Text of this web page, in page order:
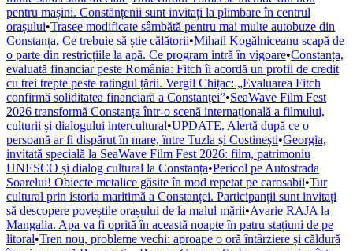
pentru mașini. Constănțenii sunt invitați la plimbare în centrul
orașului•Trasee modificate sâmbătă pentru mai multe autobuze din
Constanța. Ce trebuie să știe călătorii•Mihail Kogălniceanu scapă de
o parte din restricțiile la apă. Ce program intră în vigoare•Constanța,
evaluată financiar peste România: Fitch îi acordă un profil de credit
cu trei trepte peste ratingul țării. Vergil Chițac: „Evaluarea Fitch
confirmă soliditatea financiară a Constanței”•SeaWave Film Fest
2026 transformă Constanța într-o scenă internațională a filmului,
culturii și dialogului intercultural•UPDATE. Alertă după ce o
persoană ar fi dispărut în mare, între Tuzla și Costinești•Georgia,
invitată specială la SeaWave Film Fest 2026: film, patrimoniu
UNESCO și dialog cultural la Constanța•Pericol pe Autostrada
Soarelui! Obiecte metalice găsite în mod repetat pe carosabil•Tur
cultural prin istoria maritimă a Constanței. Participanții sunt invitați
să descopere poveștile orașului de la malul mării•Avarie RAJA la
Mangalia. Apa va fi oprită în această noapte în patru stațiuni de pe
litoral•Tren nou, probleme vechi: aproape o oră întârziere și căldură